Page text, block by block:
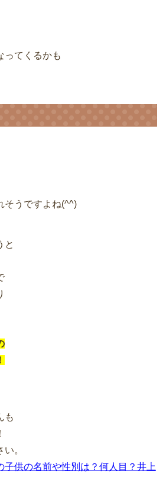
ってくるかも
そうですよね(^^)
と
も
。
子供の名前や性別は？何人目？井上